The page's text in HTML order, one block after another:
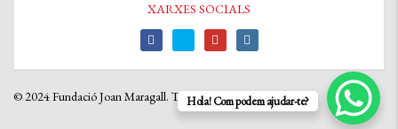
XARXES SOCIALS
© 2024 Fundació Joan Maragall. Tots els drets reservats
Hola! Com podem ajudar-te?